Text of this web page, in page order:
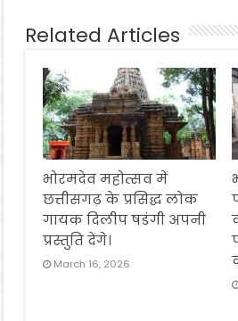
Related Articles
भोरमदेव महोत्सव में
छत्तीसगढ़ के प्रसिद्ध लोक
गायक दिलीप षडंगी अपनी
प्रस्तुति देंगे।
March 16, 2026